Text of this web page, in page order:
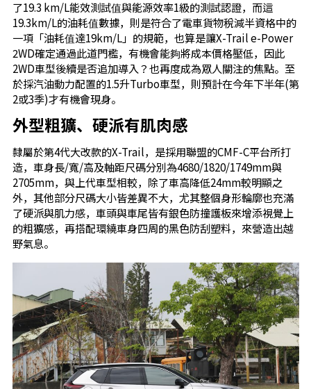
了19.3 km/L能效測試值與能源效率1級的測試認證，而這
19.3km/L的油耗值數據，則是符合了電車貨物稅減半資格中的
一項「油耗值達19km/L」的規範，也算是讓X-Trail e-Power
2WD確定通過此道門檻，有機會能夠將成本價格壓低，因此
2WD車型後續是否追加導入？也再度成為眾人關注的焦點。至
於採汽油動力配置的1.5升Turbo車型，則預計在今年下半年(第
2或3季)才有機會現身。
外型粗獷、硬派有肌肉感
隸屬於第4代大改款的X-Trail，是採用聯盟的CMF-C平台所打
造，車身長/寬/高及軸距尺碼分別為4680/1820/1749mm與
2705mm，與上代車型相較，除了車高降低24mm較明顯之
外，其他部分尺碼大小皆差異不大，尤其整個身形輪廓也充滿
了硬派與肌力感，車頭與車尾皆有銀色防撞護板來增添視覺上
的粗獷感，再搭配環繞車身四周的黑色防刮塑料，來營造出越
野氣息。